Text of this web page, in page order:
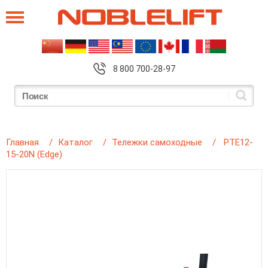
8 800 700-28-97
Главная Каталог Тележки самоходные
PTE12-
15-20N (Edge)